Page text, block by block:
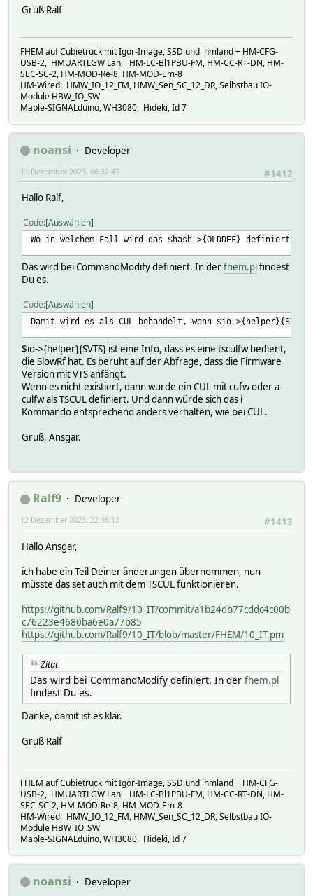
Gruß Ralf
FHEM auf Cubietruck mit Igor-Image, SSD und hmland + HM-CFG-
USB-2, HMUARTLGW Lan, HM-LC-Bl1PBU-FM, HM-CC-RT-DN, HM-
SEC-SC-2, HM-MOD-Re-8, HM-MOD-Em-8
HM-Wired: HMW_IO_12_FM, HMW_Sen_SC_12_DR, Selbstbau IO-
Module HBW_IO_SW
Maple-SIGNALduino, WH3080, Hideki, Id 7
noansi
Developer
#1412
11 Dezember 2023, 06:32:47
Hallo Ralf,
Code Auswählen
Wo in welchem Fall wird das $hash->{OLDDEF} definiert?
Das wird bei CommandModify definiert. In derfhem.plfindest
Du es.
Code Auswählen
Damit wird es als CUL behandelt, wenn $io-
$io->{helper}{SVTS} ist eine Info, dass es eine tsculfw bedient,
die SlowRf hat. Es beruht auf der Abfrage, dass die Firmware
Version mit VTS anfängt.
Wenn es nicht existiert, dann wurde ein CUL mit cufw oder a-
culfw als TSCUL definiert. Und dann würde sich das i
Kommando entsprechend anders verhalten, wie bei CUL.
Gruß, Ansgar.
Ralf9
Developer
#1413
12 Dezember 2023, 22:46:12
Hallo Ansgar,
ich habe ein Teil Deiner änderungen übernommen, nun
müsste das set auch mit dem TSCUL funktionieren.
https://github.com/Ralf9/10_IT/commit/a1b24db77cddc4c00b
c76223e4680ba6e0a77b85
https://github.com/Ralf9/10_IT/blob/master/FHEM/10_IT.pm
Zitat
Das wird bei CommandModify definiert. In der fhem.pl
findest Du es.
Danke, damit ist es klar.
Gruß Ralf
FHEM auf Cubietruck mit Igor-Image, SSD und hmland + HM-CFG-
USB-2, HMUARTLGW Lan, HM-LC-Bl1PBU-FM, HM-CC-RT-DN, HM-
SEC-SC-2, HM-MOD-Re-8, HM-MOD-Em-8
HM-Wired: HMW_IO_12_FM, HMW_Sen_SC_12_DR, Selbstbau IO-
Module HBW_IO_SW
Maple-SIGNALduino, WH3080, Hideki, Id 7
noansi
Developer